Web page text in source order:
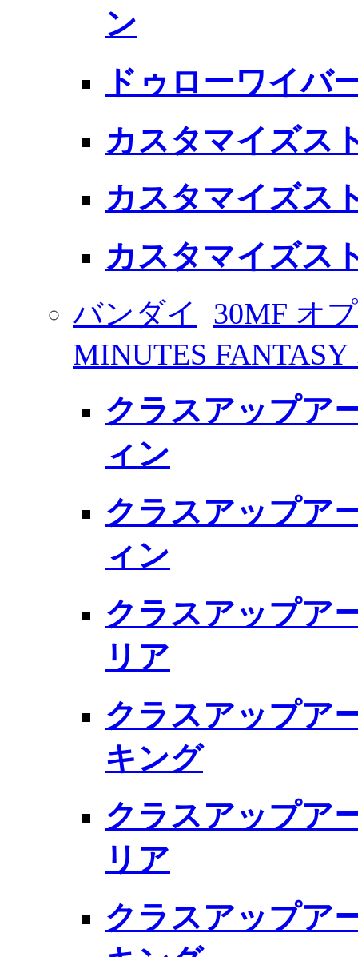
ン
ドゥローワイバ
カスタマイズス
カスタマイズス
カスタマイズス
バンダイ
30MF オ
MINUTES
クラスアップア
ィン
クラスアップア
ィン
クラスアップア
リア
クラスアップア
キング
クラスアップア
リア
クラスアップア